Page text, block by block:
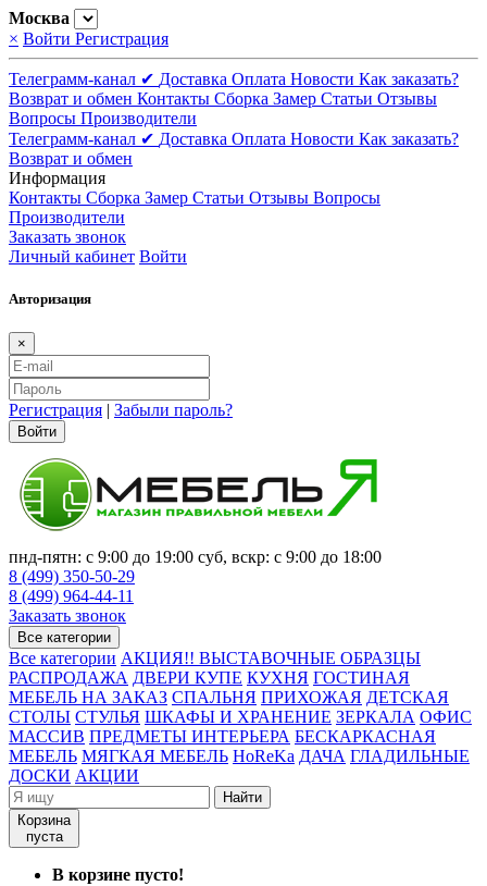
Москва
× Войти Регистрация
Телеграмм-канал ✔ Доставка Оплата Новости Как заказать?
Возврат и обмен Контакты Сборка Замер Статьи Отзывы
Вопросы Производители
Телеграмм-канал ✔ Доставка Оплата Новости Как заказать?
Возврат и обмен
Информация
Контакты Сборка Замер Статьи Отзывы Вопросы
Производители
Заказать звонок
Личный кабинет Войти
Авторизация
×
Регистрация | Забыли пароль?
Войти
пнд-пятн: с 9:00 до 19:00 суб, вскр: с 9:00 до 18:00
8 (499) 350-50-29
8 (499) 964-44-11
Заказать звонок
Все категории
Все категории АКЦИЯ!! ВЫСТАВОЧНЫЕ ОБРАЗЦЫ
РАСПРОДАЖА ДВЕРИ КУПЕ КУХНЯ ГОСТИНАЯ
МЕБЕЛЬ НА ЗАКАЗ СПАЛЬНЯ ПРИХОЖАЯ ДЕТСКАЯ
СТОЛЫ СТУЛЬЯ ШКАФЫ И ХРАНЕНИЕ ЗЕРКАЛА ОФИС
МАССИВ ПРЕДМЕТЫ ИНТЕРЬЕРА БЕСКАРКАСНАЯ
МЕБЕЛЬ МЯГКАЯ МЕБЕЛЬ HoReKa ДАЧА ГЛАДИЛЬНЫЕ
ДОСКИ АКЦИИ
Найти
Корзина
пуста
В корзине пусто!